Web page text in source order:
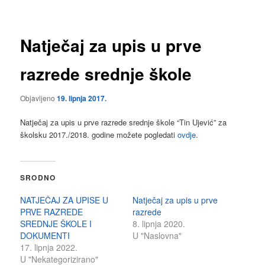
Natječaj za upis u prve
razrede srednje škole
Objavljeno19. lipnja 2017.
Natječaj za upis u prve razrede srednje škole “Tin Ujević” za
školsku 2017./2018. godine možete pogledatiovdje.
SRODNO
NATJEČAJ ZA UPISE U
PRVE RAZREDE
SREDNJE ŠKOLE I
DOKUMENTI
17. lipnja 2022.
U "Nekategorizirano"
Natječaj za upis u prve
razrede
8. lipnja 2020.
U "Naslovna"